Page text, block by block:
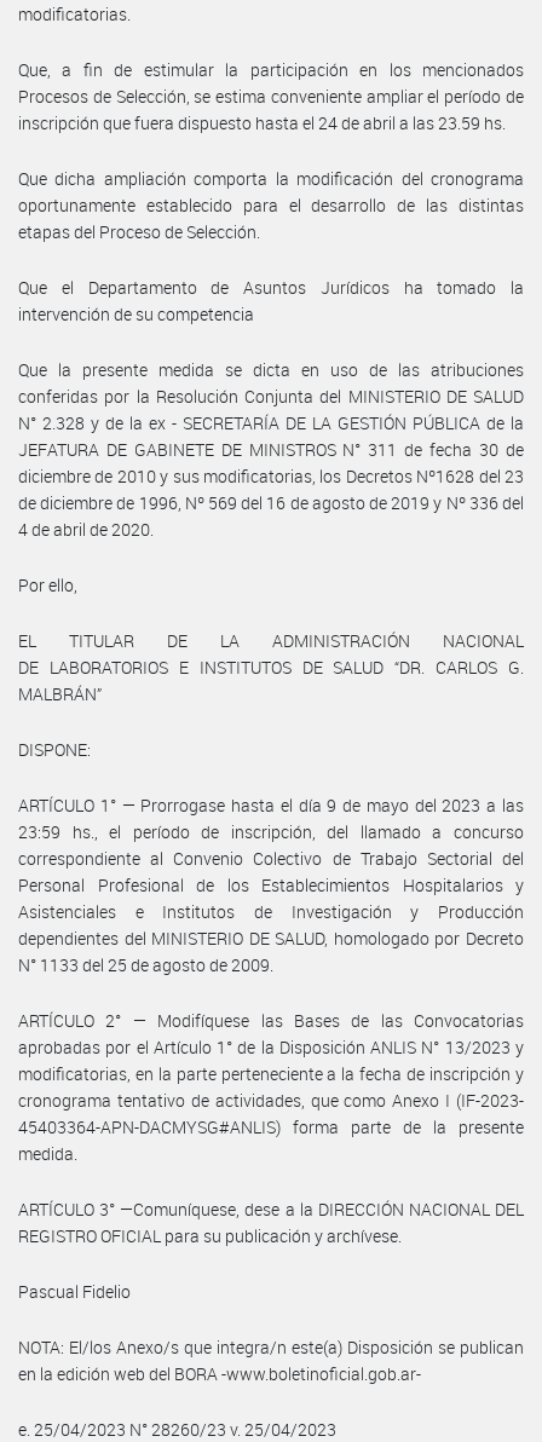
modificatorias.
Que, a fin de estimular la participación en los mencionados
Procesos de Selección, se estima conveniente ampliar el período de
inscripción que fuera dispuesto hasta el 24 de abril a las 23.59 hs.
Que dicha ampliación comporta la modificación del cronograma
oportunamente establecido para el desarrollo de las distintas
etapas del Proceso de Selección.
Que el Departamento de Asuntos Jurídicos ha tomado la
intervención de su competencia
Que la presente medida se dicta en uso de las atribuciones
conferidas por la Resolución Conjunta del MINISTERIO DE SALUD
N° 2.328 y de la ex - SECRETARÍA DE LA GESTIÓN PÚBLICA de la
JEFATURA DE GABINETE DE MINISTROS N° 311 de fecha 30 de
diciembre de 2010 y sus modificatorias, los Decretos Nº1628 del 23
de diciembre de 1996, Nº 569 del 16 de agosto de 2019 y Nº 336 del
4 de abril de 2020.
Por ello,
EL TITULAR DE LA ADMINISTRACIÓN NACIONAL
DE LABORATORIOS E INSTITUTOS DE SALUD “DR. CARLOS G.
MALBRÁN”
DISPONE:
ARTÍCULO 1° — Prorrogase hasta el día 9 de mayo del 2023 a las
23:59 hs., el período de inscripción, del llamado a concurso
correspondiente al Convenio Colectivo de Trabajo Sectorial del
Personal Profesional de los Establecimientos Hospitalarios y
Asistenciales e Institutos de Investigación y Producción
dependientes del MINISTERIO DE SALUD, homologado por Decreto
N° 1133 del 25 de agosto de 2009.
ARTÍCULO 2° — Modifíquese las Bases de las Convocatorias
aprobadas por el Artículo 1° de la Disposición ANLIS N° 13/2023 y
modificatorias, en la parte perteneciente a la fecha de inscripción y
cronograma tentativo de actividades, que como Anexo I (IF-2023-
45403364-APN-DACMYSG#ANLIS) forma parte de la presente
medida.
ARTÍCULO 3° —Comuníquese, dese a la DIRECCIÓN NACIONAL DEL
REGISTRO OFICIAL para su publicación y archívese.
Pascual Fidelio
NOTA: El/los Anexo/s que integra/n este(a) Disposición se publican
en la edición web del BORA -www.boletinoficial.gob.ar-
e. 25/04/2023 N° 28260/23 v. 25/04/2023